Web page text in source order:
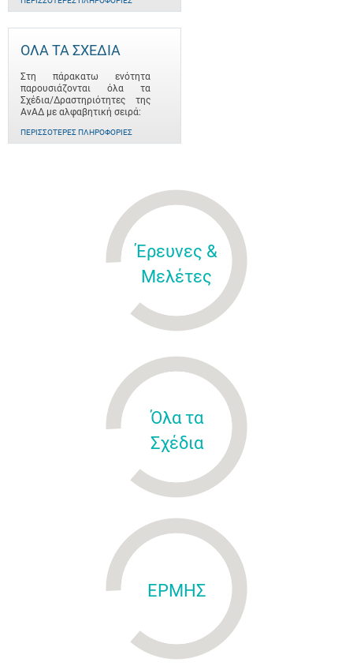
ΟΛΑ ΤΑ ΣΧΕΔΙΑ
Στη πάρακατω ενότητα
παρουσιάζονται όλα τα
Σχέδια/Δραστηριότητες της
ΑνΑΔ με αλφαβητική σειρά:
ΠΕΡΙΣΣΌΤΕΡΕΣ ΠΛΗΡΟΦΟΡΊΕΣ
Έρευνες &
Μελέτες
Όλα τα
Σχέδια
ΕΡΜΗΣ